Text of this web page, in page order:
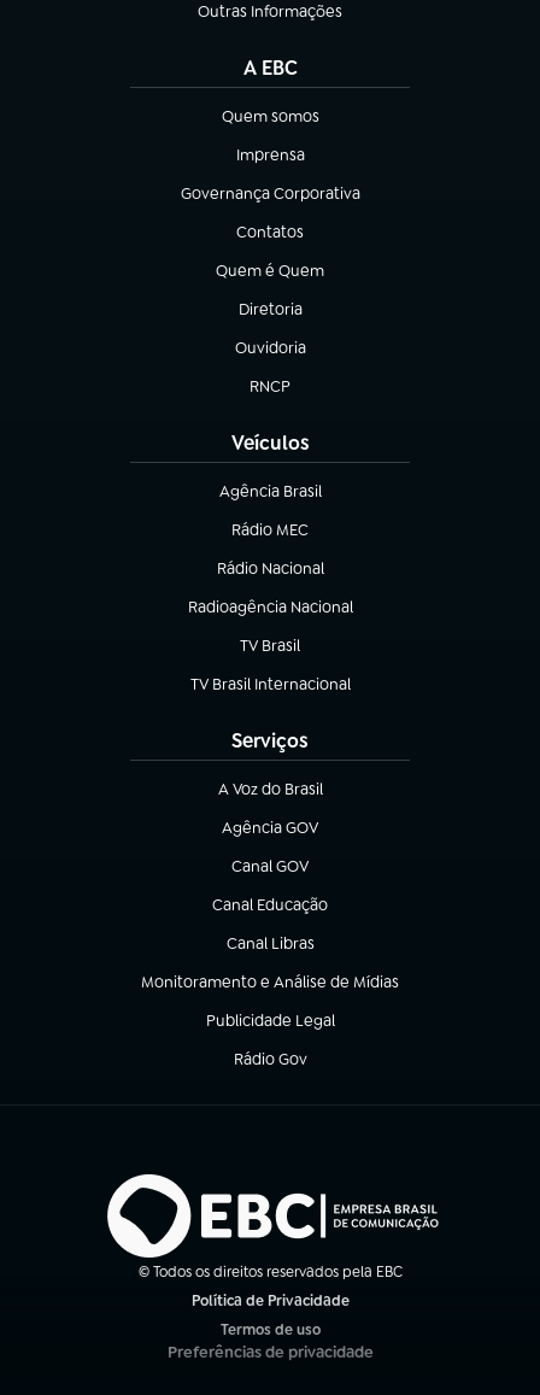
Outras Informações
(abre em nova aba)
A EBC
Quem somos
(abre em nova aba)
Imprensa
(abre em nova aba)
Governança Corporativa
(abre em nova aba)
Contatos
(abre em nova aba)
Quem é Quem
(abre em nova aba)
Diretoria
(abre em nova aba)
Ouvidoria
(abre em nova aba)
RNCP
(abre em nova aba)
Veículos
Agência Brasil
(abre em nova aba)
Rádio MEC
(abre em nova aba)
Rádio Nacional
Radioagência Nacional
(abre em nova aba)
TV Brasil
(abre em nova aba)
TV Brasil Internacional
(abre em nova aba)
Serviços
A Voz do Brasil
(abre em nova aba)
Agência GOV
(abre em nova aba)
Canal GOV
(abre em nova aba)
Canal Educação
(abre em nova aba)
Canal Libras
(abre em nova aba)
Monitoramento e Análise de Mídias
(abre em nova aba)
Publicidade Legal
(abre em nova aba)
Rádio Gov
(abre em nova aba)
© Todos os direitos reservados pela EBC
Política de Privacidade
Termos de uso
(abre em nova aba)
Preferências de privacidade